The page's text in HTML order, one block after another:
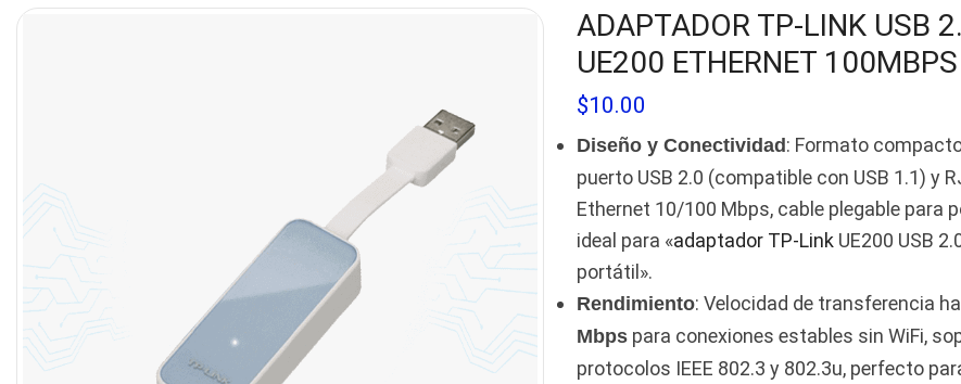
ADAPTADOR TP-LINK USB
UE200 ETHERNET 100MBPS
$10.00
Diseño y Conectividad: Formato
puerto USB 2.0 (compatible con USB 1.1) y
Ethernet 10/100 Mbps, cable plegable para
ideal para «adaptador TP-LinkUE200 USB
portátil».
Rendimiento: Velocidad de transferencia
Mbpspara conexiones estables sin WiFi,
protocolos IEEE 802.3 y 802.3u, perfecto